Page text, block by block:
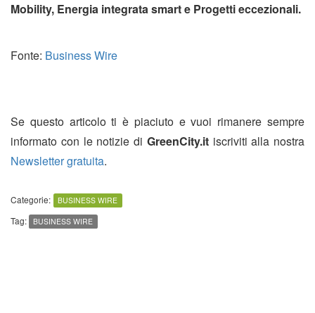
Mobility, Energia integrata smart e Progetti eccezionali.
Fonte: Business Wire
Se questo articolo ti è piaciuto e vuoi rimanere sempre
informato con le notizie di GreenCity.itiscriviti alla nostra
Newsletter gratuita.
Categorie: BUSINESS WIRE
Tag: BUSINESS WIRE